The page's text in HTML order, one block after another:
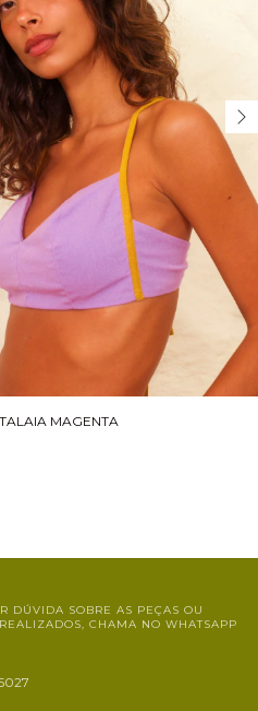
MAGENTA
DÚVIDA SOBRE AS PEÇAS OU
CHAMA NO WHATSAPP